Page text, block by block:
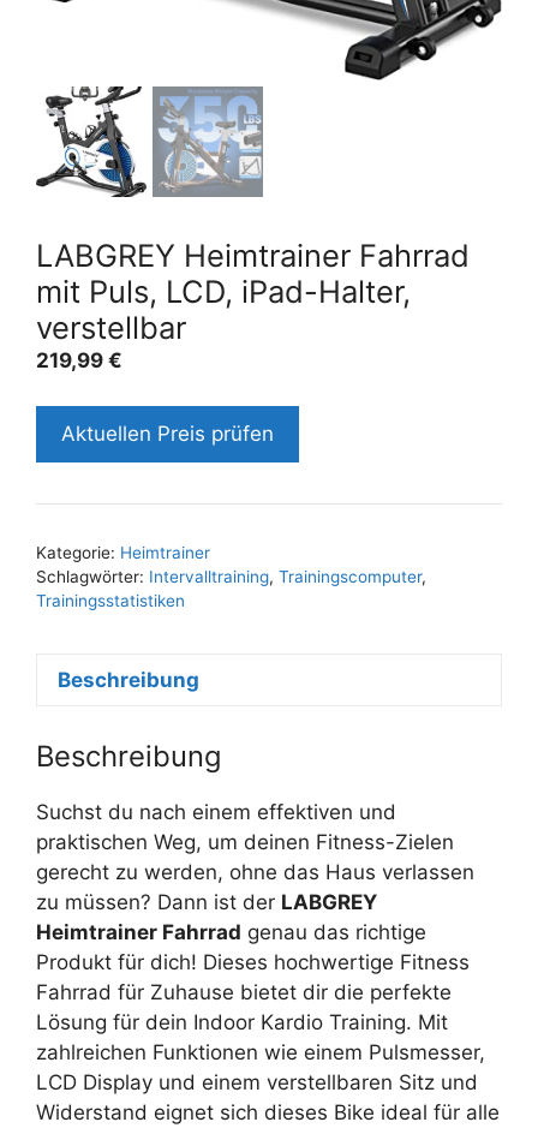
LABGREY Heimtrainer Fahrrad
mit Puls, LCD, iPad-Halter,
verstellbar
219,99 €
Aktuellen Preis prüfen
Kategorie: Heimtrainer
Schlagwörter: Intervalltraining, Trainingscomputer,
Trainingsstatistiken
Beschreibung
Beschreibung
Suchst du nach einem effektiven und
praktischen Weg, um deinen Fitness-Zielen
gerecht zu werden, ohne das Haus verlassen
zu müssen? Dann ist der LABGREY
Heimtrainer Fahrrad genau das richtige
Produkt für dich! Dieses hochwertige Fitness
Fahrrad für Zuhause bietet dir die perfekte
Lösung für dein Indoor Kardio Training. Mit
zahlreichen Funktionen wie einem Pulsmesser,
LCD Display und einem verstellbaren Sitz und
Widerstand eignet sich dieses Bike ideal für alle